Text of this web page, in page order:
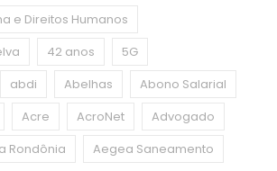
e Direitos Humanos
42 anos
5G
abdi Abelhas
Abono Salarial
Acre AcroNet
Advogado
Rondônia
Aegea Saneamento